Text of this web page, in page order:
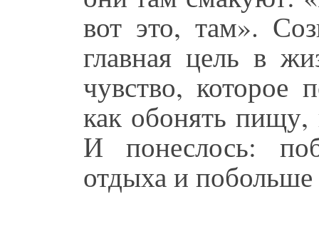
вот это, там».
главная цель в
чувство, которое
как обонять пищу,
И понеслось:
отдыха и